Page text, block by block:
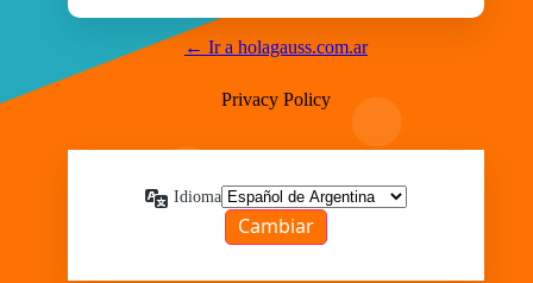
← Ir a holagauss.com.ar
Privacy Policy
Idioma